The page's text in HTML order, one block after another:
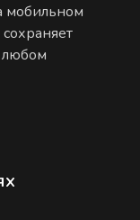
мобильном
любом